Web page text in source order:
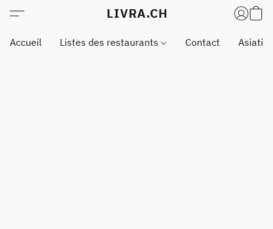
LIVRA.CH
Accueil Listes des restaurants Contact